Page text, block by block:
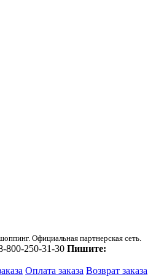
Официальная партнерская сеть.
800-250-31-30 Пишите:
Оплата заказа Возврат заказа